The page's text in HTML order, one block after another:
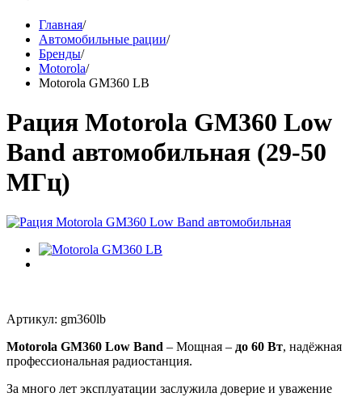
Главная/
Автомобильные рации/
Бренды/
Motorola/
Motorola GM360 LB
Рация Motorola GM360 Low
Band автомобильная (29-50
МГц)
Артикул: gm360lb
Motorola GM360 Low Band – Мощная – до 60 Вт, надёжная
профессиональная радиостанция.
За много лет эксплуатации заслужила доверие и уважение